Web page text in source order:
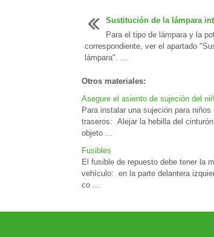
Sustitución de la lámpara
Para el tipo de lámpara y la
correspondiente, ver el apartado
lámpara". ...
Otros materiales:
Asegure el asiento de sujeción del
Para instalar una sujeción para
traseros: Alejar la hebilla del
objeto ...
Fusibles
El fusible de repuesto debe tener la
vehículo: en la parte delantera
co ...